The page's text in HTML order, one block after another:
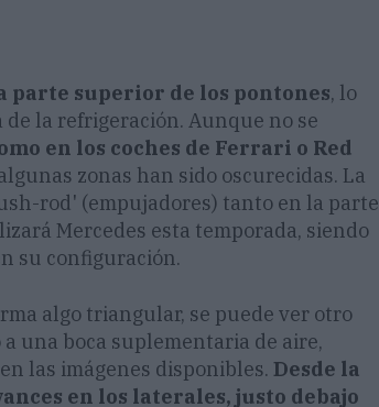
parte superior de los pontones, lo
la refrigeración. Aunque no se
en los coches de Ferrari o Red
zonas han sido oscurecidas. La
rod' (empujadores) tanto en la parte
Mercedes esta temporada, siendo
su configuración.
algo triangular, se puede ver otro
una boca suplementaria de aire,
las imágenes disponibles. Desde la
en los laterales, justo debajo